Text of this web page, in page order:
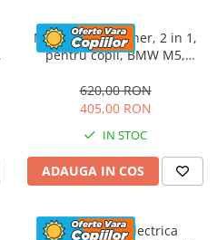
Masinuta cu maner, 2 in 1,
pentru copii, BMW M5,
620,00 RON
405,00 RON
IN STOC
ADAUGA IN COS
Motocicleta electrica